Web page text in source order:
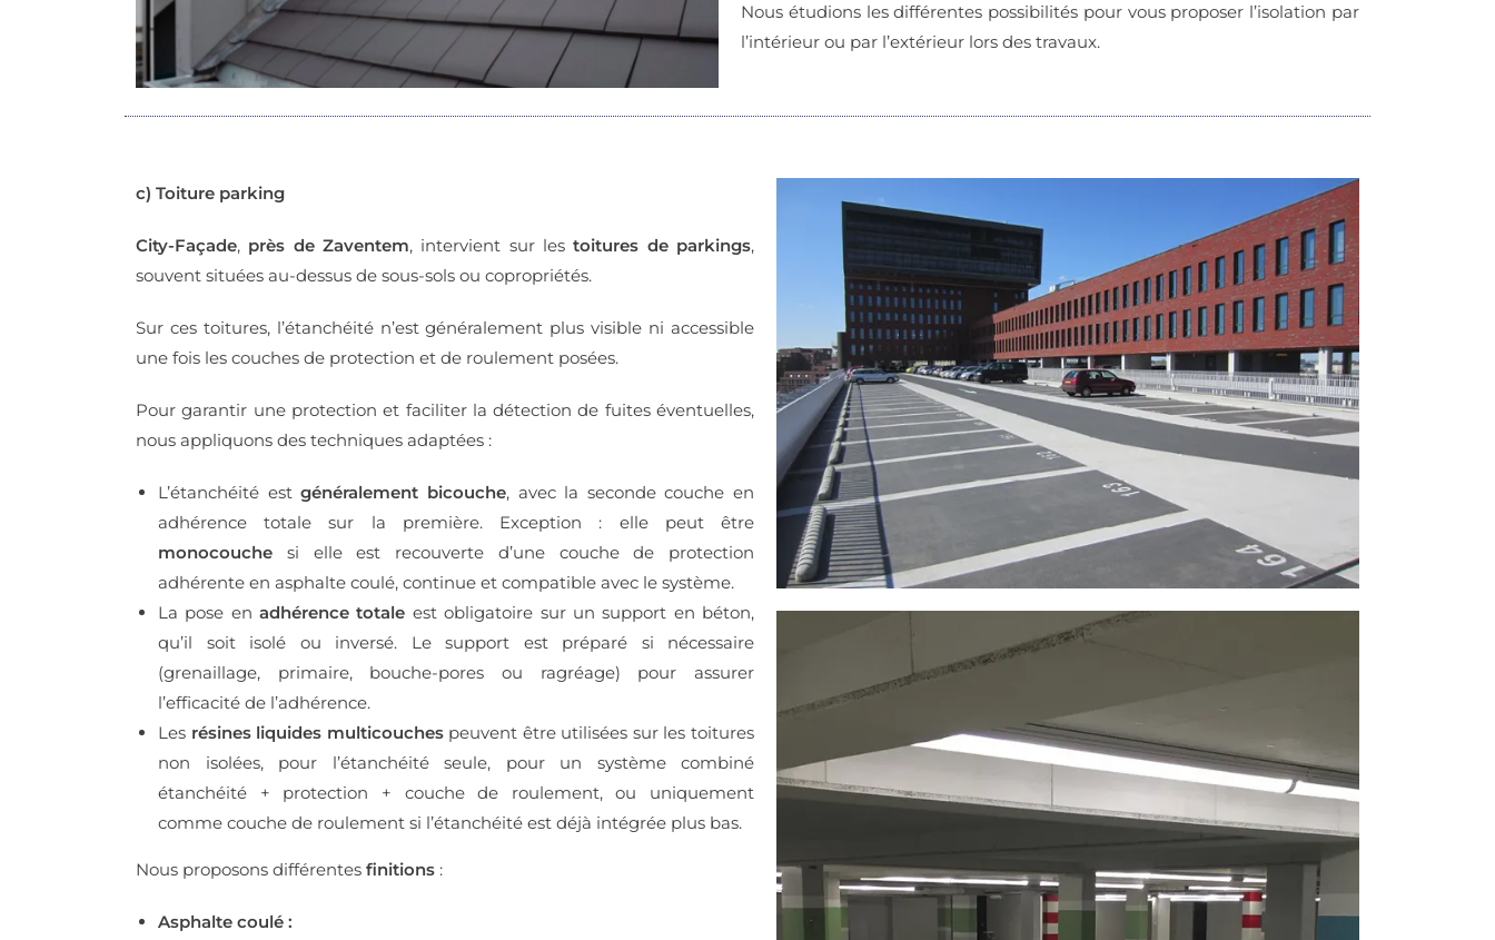
Nous étudions les différentes possibilités pour vous proposer l’isolation par
l’intérieur ou par l’extérieur lors des travaux.
c) Toiture parking
City-Façade, près de Zaventem, intervient sur lestoitures de parkings,
souvent situées au-dessus de sous-sols ou copropriétés.
Sur ces toitures, l’étanchéité n’est généralement plus visible ni accessible
une fois les couches de protection et de roulement posées.
Pour garantir une protection et faciliter la détection de fuites éventuelles,
nous appliquons des techniques adaptées :
L’étanchéité estgénéralement bicouche, avec la seconde couche en
adhérence totale sur la première. Exception : elle peut être
monocouche si elle est recouverte d’une couche de protection
adhérente en asphalte coulé, continue et compatible avec le système.
La pose enadhérence totale est obligatoire sur un support en béton,
qu’il soit isolé ou inversé. Le support est préparé si nécessaire
(grenaillage, primaire, bouche-pores ou ragréage) pour assurer
l’efficacité de l’adhérence.
Les résines liquides multicouchespeuvent être utilisées sur les toitures
non isolées, pour l’étanchéité seule, pour un système combiné
étanchéité + protection + couche de roulement, ou uniquement
comme couche de roulement si l’étanchéité est déjà intégrée plus bas.
Nous proposons différentes finitions :
Asphalte coulé :